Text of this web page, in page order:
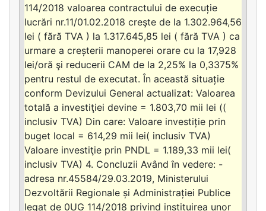
114/2018 valoarea contractului de execuție
lucrări nr.11/01.02.2018 creşte de la 1.302.964,56
lei ( fără TVA ) la 1.317.645,85 lei ( fără TVA ) ca
urmare a creșterii manoperei orare cu la 17,928
lei/oră şi reducerii CAM de la 2,25% la 0,3375%
pentru restul de executat. În această situație
conform Devizului General actualizat: Valoarea
totală a investiţiei devine = 1.803,70 mii lei ((
inclusiv TVA) Din care: Valoare investiție prin
buget local = 614,29 mii lei( inclusiv TVA)
Valoare investiţie prin PNDL = 1.189,33 mii lei(
inclusiv TVA) 4. Concluzii Având în vedere: -
adresa nr.45584/29.03.2019, Ministerului
Dezvoltării Regionale și Administrației Publice
legat de 0UG 114/2018 privind instituirea unor